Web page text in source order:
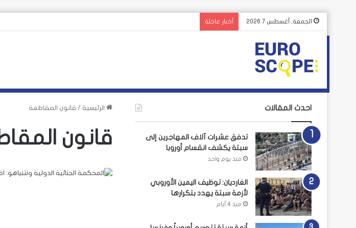
الجمعة, أغسطس 7 2026 أخبار عاجلة
الرئيسية / قانون المقاطعة
قانون
احدث المقالات
تدفق عشرات آلاف المهاجرين إلى
سبتة يكشف انقسام أوروبا
منذ يوم واحد
الغارديان: توظيف اليمين الأوروبي
لأزمة سبتة يهدد بتكرارها
منذ 4 أيام